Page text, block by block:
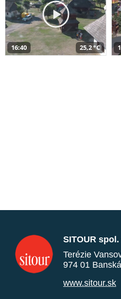
16:40 25,2 °C
SITOUR spol.
Terézie
974 01
www.sitour.sk